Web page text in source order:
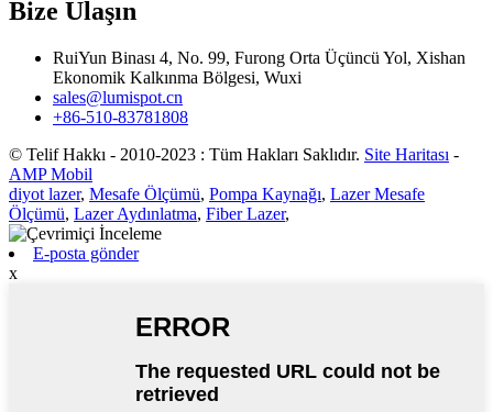
Bize Ulaşın
RuiYun Binası 4, No. 99, Furong Orta Üçüncü Yol, Xishan
Ekonomik Kalkınma Bölgesi, Wuxi
sales@lumispot.cn
+86-510-83781808
© Telif Hakkı - 2010-2023 : Tüm Hakları Saklıdır. Site Haritası -
AMP Mobil
diyot lazer, Mesafe Ölçümü, Pompa Kaynağı, Lazer Mesafe
Ölçümü, Lazer Aydınlatma, Fiber Lazer,
E-posta gönder
x